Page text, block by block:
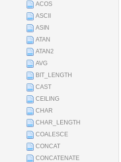
ACOS
ASCII
ASIN
ATAN
ATAN2
AVG
BIT_LENGTH
CAST
CEILING
CHAR
CHAR_LENGTH
COALESCE
CONCAT
CONCATENATE